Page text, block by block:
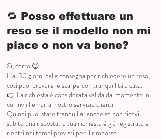
🔁 Posso effettuare un
reso se il modello non mi
piace o non va bene?
Sì, certo 😊
Hai 30 giorni dalla consegna per richiedere un reso,
così puoi provare le scarpe con tranquillità a casa.
👉 La richiesta è considerata valida dal momento in
cui invii l’email al nostro servizio clienti.
Quindi puoi stare tranquilla: anche se non ricevi
subito una risposta, la tua richiesta è già registrata e
rientri nei tempi previsti per il rimborso.